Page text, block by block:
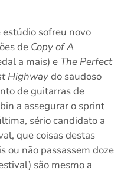
sofreu novo
de Copy of A
a mais) e The Perfect
Highwaydo saudoso
de guitarras de
a assegurar o sprint
sério candidato a
que coisas destas
ou não passassem doze
são mesmo a